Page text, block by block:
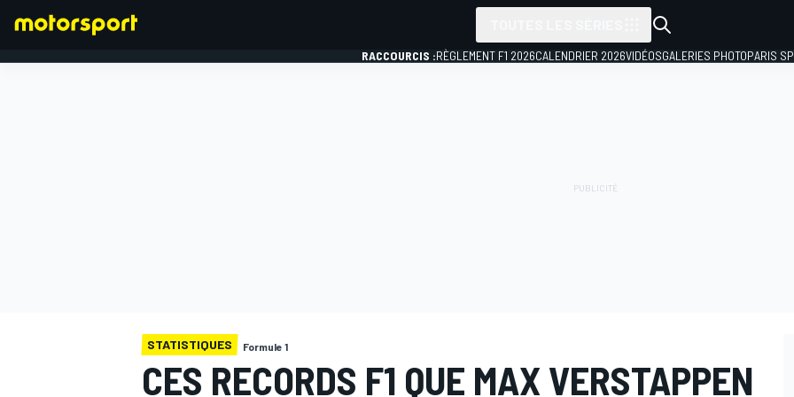
RACCOURCIS :RÈGLEMENT F1 2026CALENDRIER 2026VIDÉOSGALERIES PHOTOPARIS
STATISTIQUES Formule 1
CES RECORDS F1 QUE MAX VERSTAPPEN